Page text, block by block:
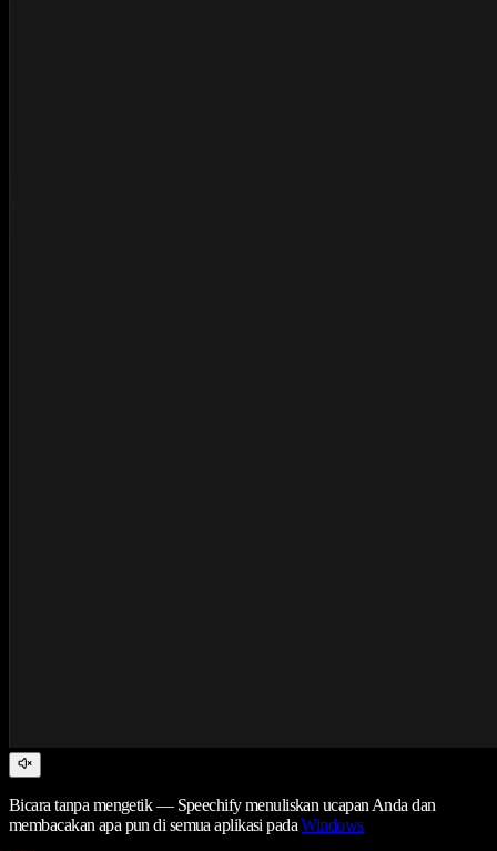
Bicara tanpa mengetik — Speechify menuliskan ucapan Anda dan
membacakan apa pun di semua aplikasi padaWindows